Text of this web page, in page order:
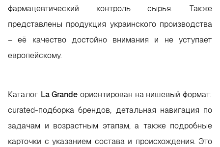
фармацевтический контроль сырья. Также
представлены продукция украинского производства
– её качество достойно внимания и не уступает
европейскому.
Каталог La Grande ориентирован на нишевый формат:
curated-подборка брендов, детальная навигация по
задачам и возрастным этапам, а также подробные
карточки с указанием состава и происхождения. Это